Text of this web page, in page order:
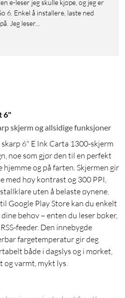
6. Enkel å installere, laste ned
Jeg leser...
6"
skjerm og allsidige funksjoner
6" E Ink Carta 1300-skjerm
noe som gjør den til en perfekt
og på farten. Skjermen gir
med høy kontrast og 300 PPI,
uten å belaste øynene.
Google Play Store kan du enkelt
behov – enten du leser bøker,
feeder. Den innebygde
fargetemperatur gir deg
både i dagslys og i mørket,
og varmt, mykt lys.